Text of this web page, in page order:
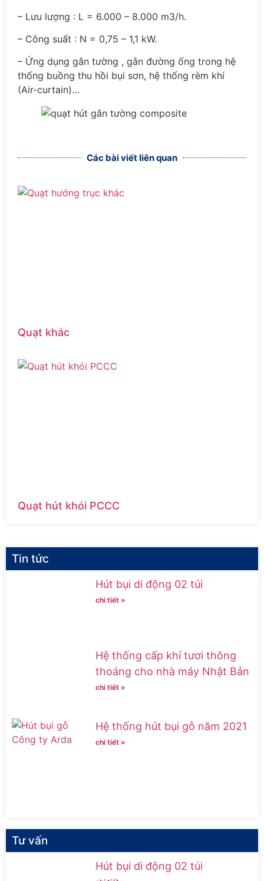
– Lưu lượng : L = 6.000 – 8.000 m3/h.
– Công suất : N = 0,75 – 1,1 kW.
– Ứng dụng gắn tường , gắn đường ống trong hệ
thống buồng thu hồi bụi sơn, hệ thống rèm khí
(Air-curtain)…
Các bài viết liên quan
Quạt khác
Quạt hút khói PCCC
Tin tức
Hút bụi di động 02 túi
chi tiết »
Hệ thống cấp khí tươi thông
thoáng cho nhà máy Nhật Bản
chi tiết »
Hệ thống hút bụi gỗ năm 2021
chi tiết »
Tư vấn
Hút bụi di động 02 túi